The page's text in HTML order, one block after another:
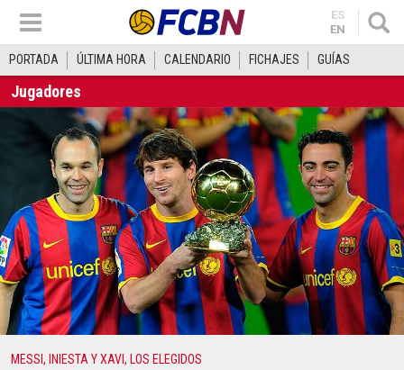
ES
EN
PORTADA ÚLTIMA HORA CALENDARIO FICHAJES GUÍAS
Jugadores
MESSI, INIESTA Y XAVI, LOS ELEGIDOS